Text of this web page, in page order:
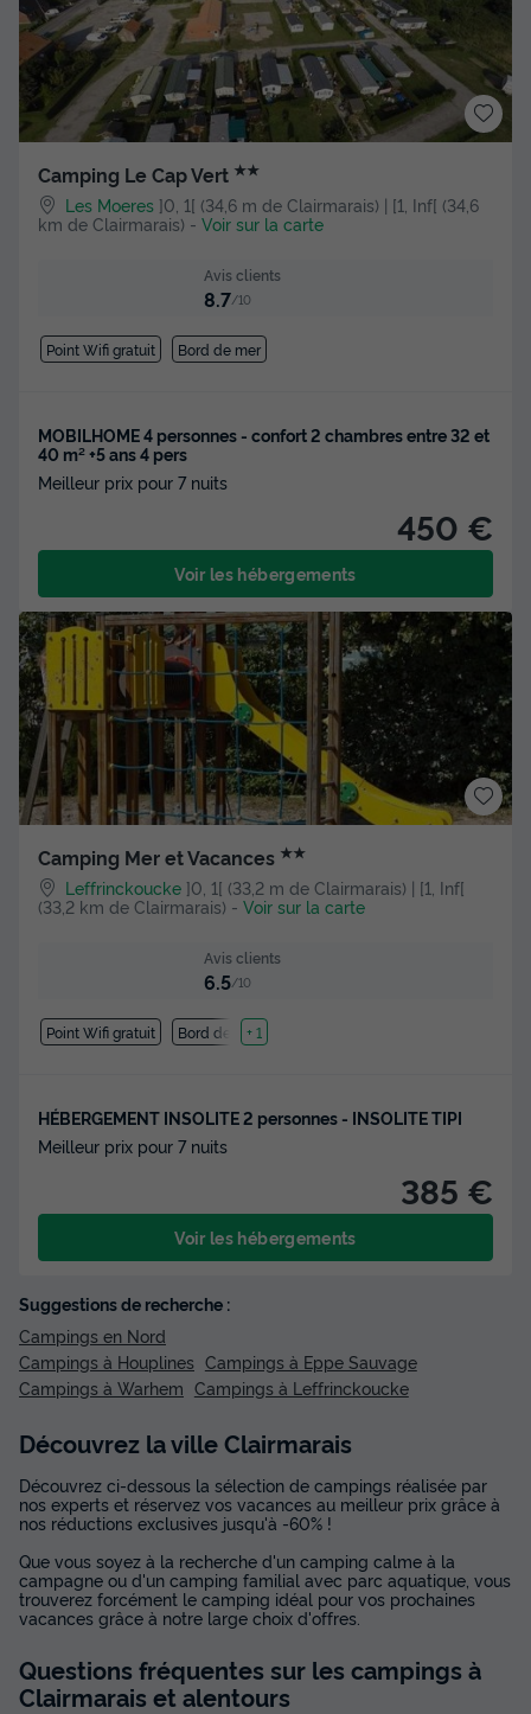
Camping Le Cap Vert ★★
Les Moeres ]0, 1[ (34,6 m de Clairmarais) | [1, Inf[ (34,6
km de Clairmarais) - Voir sur la carte
Avis clients
8.7/10
Point Wifi gratuit Bord de mer
MOBILHOME 4 personnes - confort 2 chambres entre 32 et
40 m² +5 ans 4 pers
Meilleur prix pour 7 nuits
450 €
Voir les hébergements
Camping Mer et Vacances ★★
Leffrinckoucke ]0, 1[ (33,2 m de Clairmarais) | [1, Inf[
(33,2 km de Clairmarais) - Voir sur la carte
Avis clients
6.5/10
Point Wifi gratuit Bord de mer
+ 1
HÉBERGEMENT INSOLITE 2 personnes - INSOLITE TIPI
Meilleur prix pour 7 nuits
385 €
Voir les hébergements
Suggestions de recherche :
Campings en Nord
Campings à Houplines Campings à Eppe Sauvage
Campings à Warhem Campings à Leffrinckoucke
Découvrez la ville Clairmarais
Découvrez ci-dessous la sélection de campings réalisée par
nos experts et réservez vos vacances au meilleur prix grâce à
nos réductions exclusives jusqu'à -60% !
Que vous soyez à la recherche d'un camping calme à la
campagne ou d'un camping familial avec parc aquatique, vous
trouverez forcément le camping idéal pour vos prochaines
vacances grâce à notre large choix d'offres.
Questions fréquentes sur les campings à
Clairmarais et alentours